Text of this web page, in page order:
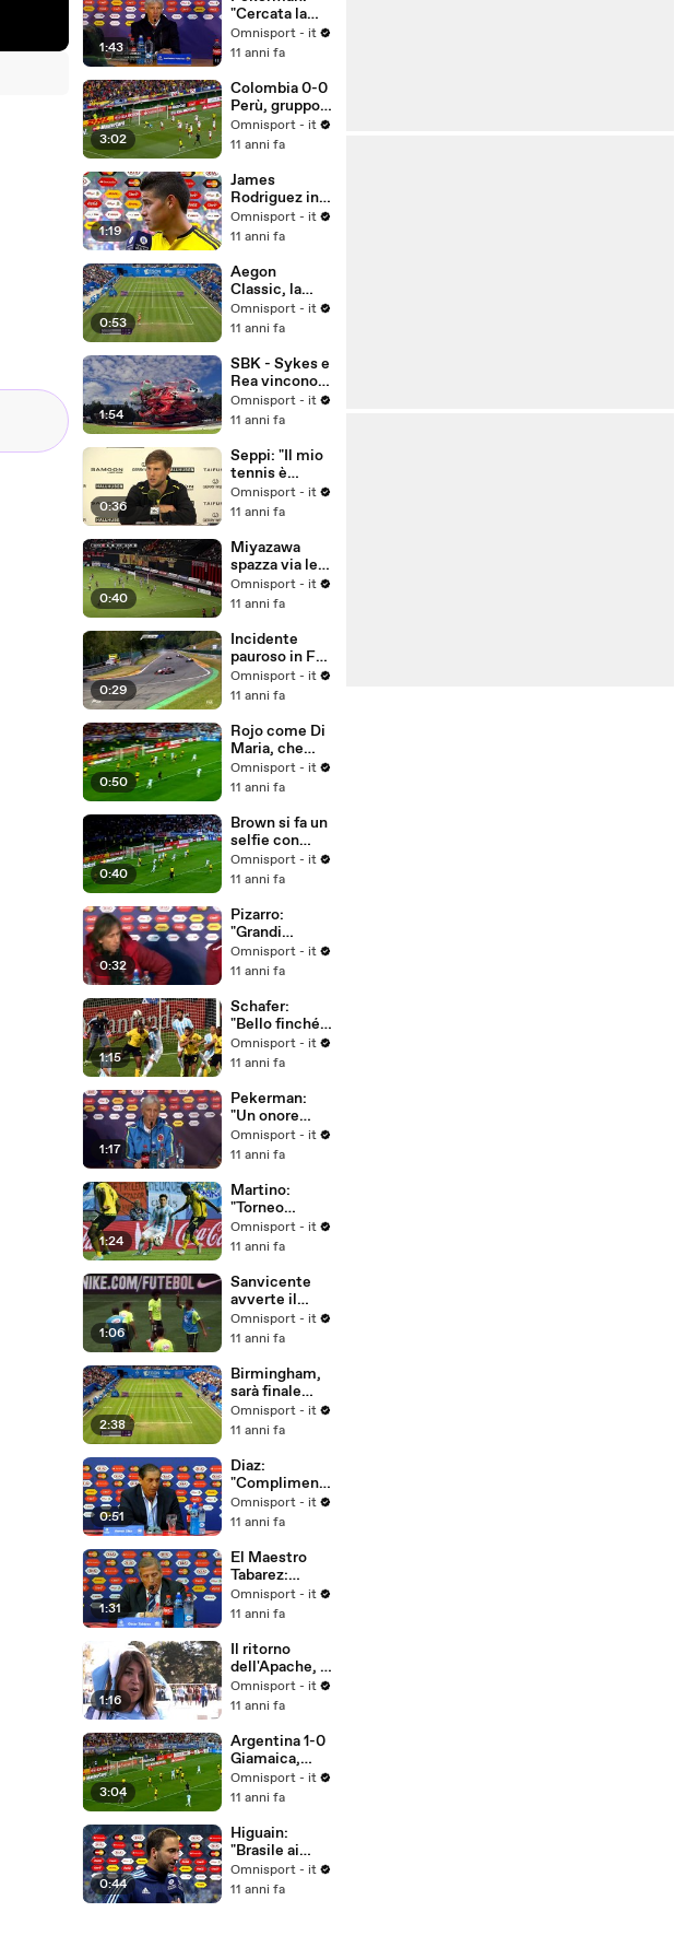
1:43
"Cercata la
vittoria in
ogni modo"
Omnisport - it
11 anni fa
3:02
Colombia 0-0
Perù, gruppo
C
Omnisport - it
11 anni fa
1:19
James
Rodriguez in
lacrime dopo
lo 0-0 con il
Omnisport - it
11 anni fa
0:53
Aegon
Classic, la
Kerber trionfa
sulla Pliskova
Omnisport - it
11 anni fa
1:54
SBK - Sykes e
Rea vincono a
Misano,
Biaggi due
Omnisport - it
11 anni fa
0:36
Seppi: "Il mio
tennis è
migliorato
negli anni"
Omnisport - it
11 anni fa
0:40
Miyazawa
spazza via le
ragnatele...
Omnisport - it
11 anni fa
0:29
Incidente
pauroso in F3,
illeso Gustavo
Menezes
Omnisport - it
11 anni fa
0:50
Rojo come Di
Maria, che
rabona!
Omnisport - it
11 anni fa
0:40
Brown si fa un
selfie con
Messi
Omnisport - it
11 anni fa
0:32
Pizarro:
"Grandi
obiettivi per il
Perù"
Omnisport - it
11 anni fa
1:15
Schafer:
"Bello finché è
durato..."
Omnisport - it
11 anni fa
1:17
Pekerman:
"Un onore
allenare la
Colombia"
Omnisport - it
11 anni fa
1:24
Martino:
"Torneo
intenso,
dobbiamo
quarti"
Omnisport - it
11 anni fa
1:06
Sanvicente
avverte il
Brasile: "La
storia si può
Omnisport - it
11 anni fa
2:38
Birmingham,
sarà finale
Kerber-
Pliskova
Omnisport - it
11 anni fa
0:51
Diaz:
"Complimenti
alla squadra"
Omnisport - it
11 anni fa
1:31
El Maestro
Tabarez:
"Poco
convinto della
Omnisport - it
11 anni fa
1:16
Il ritorno
dell'Apache, il
popolo del
Boca aspetta
Omnisport - it
11 anni fa
3:04
Argentina 1-0
Giamaica,
gruppo B
Omnisport - it
11 anni fa
0:44
Higuain:
"Brasile ai
quarti?
Problema
Omnisport - it
11 anni fa